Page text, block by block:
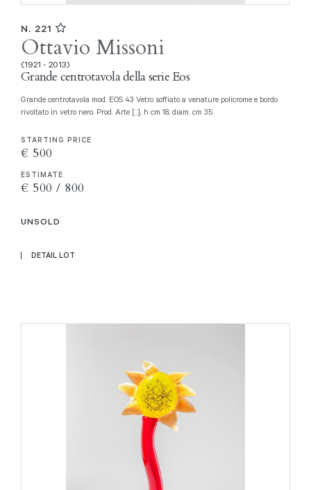
N. 221
Ottavio Missoni
(1921 - 2013)
Grande centrotavola della serie Eos
Grande centrotavola mod. EOS 43 Vetro soffiato a venature policrome e bordo
rivoltato in vetro nero. Prod. Arte [..], h cm 18, diam. cm 35
STARTING PRICE
€ 500
ESTIMATE
€ 500 / 800
UNSOLD
DETAIL LOT